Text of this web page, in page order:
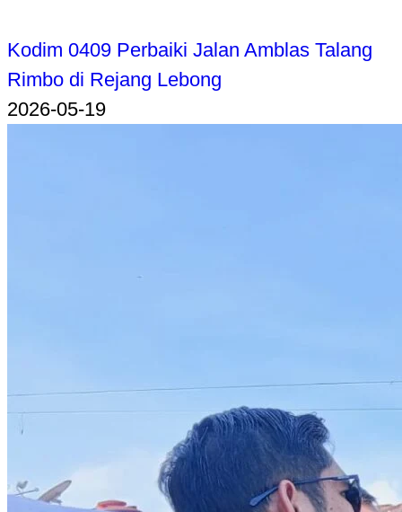
Kodim 0409 Perbaiki Jalan Amblas Talang
Rimbo di Rejang Lebong
2026-05-19